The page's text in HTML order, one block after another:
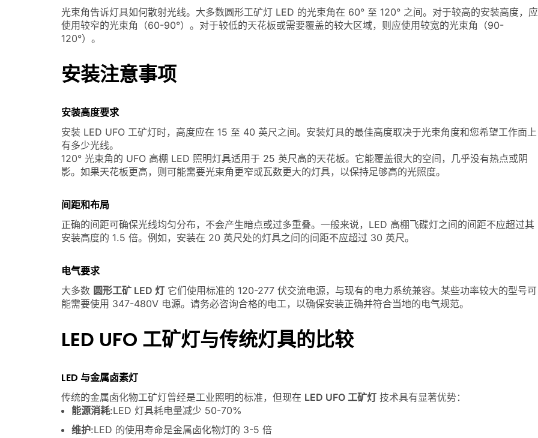
光束角告诉灯具如何散射光线。大多数圆形工矿灯 LED 的光束角在 60° 至 120° 之间。对于较高的安装高度，应
使用较窄的光束角（60-90°）。对于较低的天花板或需要覆盖的较大区域，则应使用较宽的光束角（90-
120°）。
安装注意事项
安装高度要求
安装 LED UFO 工矿灯时，高度应在 15 至 40 英尺之间。安装灯具的最佳高度取决于光束角度和您希望工作面上
有多少光线。
120° 光束角的 UFO 高棚 LED 照明灯具适用于 25 英尺高的天花板。它能覆盖很大的空间，几乎没有热点或阴
影。如果天花板更高，则可能需要光束角更窄或瓦数更大的灯具，以保持足够高的光照度。
间距和布局
正确的间距可确保光线均匀分布，不会产生暗点或过多重叠。一般来说，LED 高棚飞碟灯之间的间距不应超过其
安装高度的 1.5 倍。例如，安装在 20 英尺处的灯具之间的间距不应超过 30 英尺。
电气要求
大多数 圆形工矿 LED 灯 它们使用标准的 120-277 伏交流电源，与现有的电力系统兼容。某些功率较大的型号可
能需要使用 347-480V 电源。请务必咨询合格的电工，以确保安装正确并符合当地的电气规范。
LED UFO 工矿灯与传统灯具的比较
LED 与金属卤素灯
传统的金属卤化物工矿灯曾经是工业照明的标准，但现在 LED UFO 工矿灯 技术具有显著优势：
能源消耗:LED 灯具耗电量减少 50-70%
维护:LED 的使用寿命是金属卤化物灯的 3-5 倍